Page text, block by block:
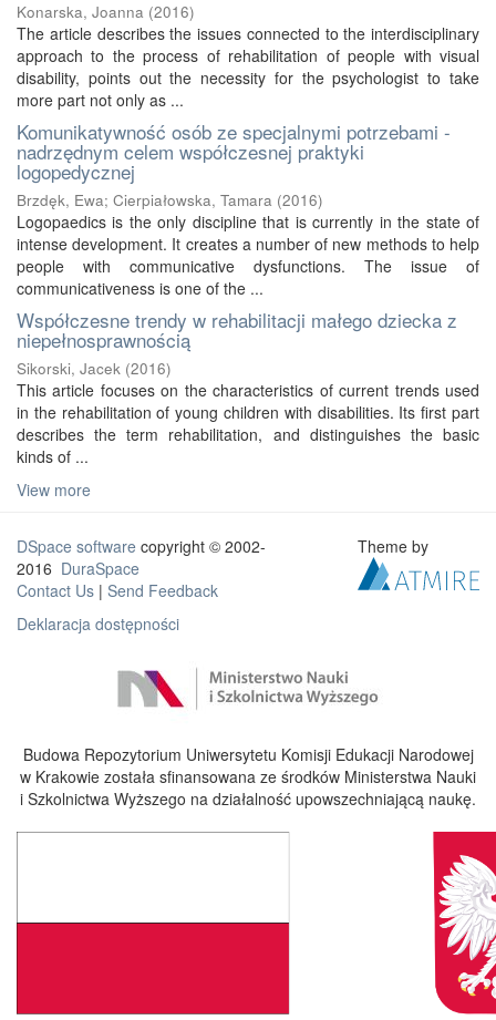
Konarska, Joanna (2016)
The article describes the issues connected to the interdisciplinary
approach to the process of rehabilitation of people with visual
disability, points out the necessity for the psychologist to take
more part not only as ...
Komunikatywność osób ze specjalnymi potrzebami -
nadrzędnym celem współczesnej praktyki
logopedycznej
Brzdęk, Ewa; Cierpiałowska, Tamara (2016)
Logopaedics is the only discipline that is currently in the state of
intense development. It creates a number of new methods to help
people with communicative dysfunctions. The issue of
communicativeness is one of the ...
Współczesne trendy w rehabilitacji małego dziecka z
niepełnosprawnością
Sikorski, Jacek (2016)
This article focuses on the characteristics of current trends used
in the rehabilitation of young children with disabilities. Its first part
describes the term rehabilitation, and distinguishes the basic
kinds of ...
View more
DSpace software copyright © 2002-
2016 DuraSpace
Contact Us | Send Feedback
Deklaracja dostępności
Theme by
Budowa Repozytorium Uniwersytetu Komisji Edukacji Narodowej
w Krakowie została sfinansowana ze środków Ministerstwa Nauki
i Szkolnictwa Wyższego na działalność upowszechniającą naukę.